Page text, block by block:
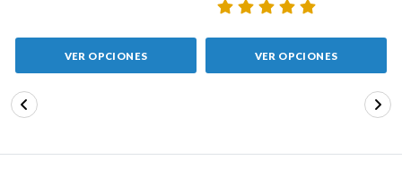
VER OPCIONES VER OPCIONES